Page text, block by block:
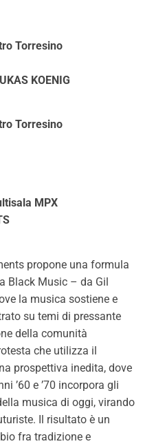
Torresino
KOENIG
Torresino
MPX
propone una formula
Black Music – da Gil
la musica sostiene e
su temi di pressante
della comunità
che utilizza il
prospettiva inedita, dove
’60 e ’70 incorpora gli
musica di oggi, virando
Il risultato è un
fra tradizione e